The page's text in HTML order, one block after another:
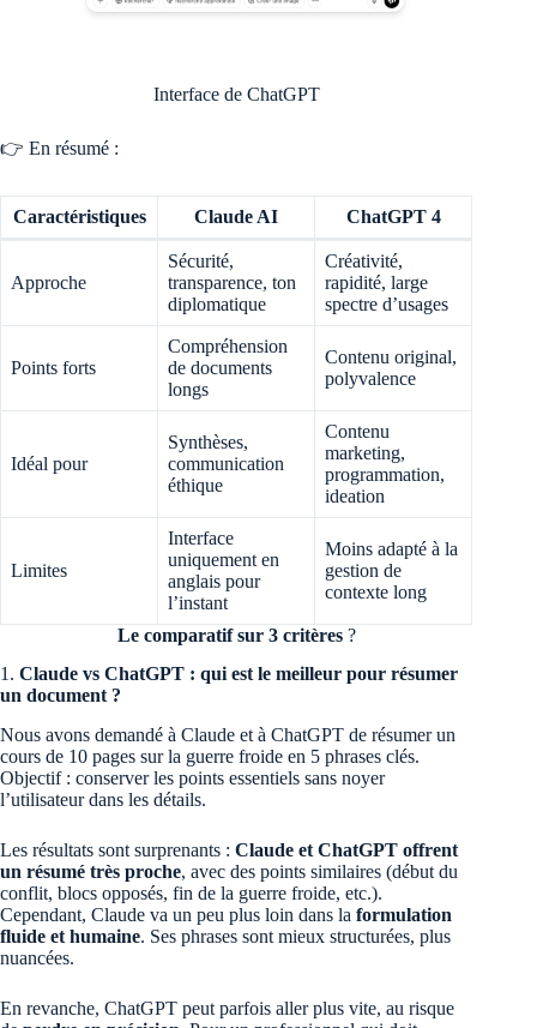
Interface de ChatGPT
👉 En résumé :
Caractéristiques Claude AI ChatGPT 4
Approche
Sécurité,
transparence, ton
diplomatique
Créativité,
rapidité, large
spectre d’usages
Points forts
Compréhension
de documents
longs
Contenu original,
polyvalence
Idéal pour
Synthèses,
communication
éthique
Contenu
marketing,
programmation,
ideation
Limites
Interface
uniquement en
anglais pour
l’instant
Moins adapté à la
gestion de
contexte long
Le comparatif sur 3 critères?
1. Claude vs ChatGPT : qui est le meilleur pour résumer
un document ?
Nous avons demandé à Claude et à ChatGPT de résumer un
cours de 10 pages sur la guerre froide en 5 phrases clés.
Objectif : conserver les points essentiels sans noyer
l’utilisateur dans les détails.
Les résultats sont surprenants : Claude et ChatGPT offrent
un résumé très proche, avec des points similaires (début du
conflit, blocs opposés, fin de la guerre froide, etc.).
Cependant, Claude va un peu plus loin dans la formulation
fluide et humaine. Ses phrases sont mieux structurées, plus
nuancées.
En revanche, ChatGPT peut parfois aller plus vite, au risque